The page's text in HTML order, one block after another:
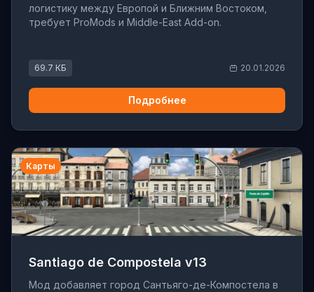
логистику между Европой и Ближним Востоком,
требует ProMods и Middle-East Add-on.
69.7 КБ 20.01.2026
Подробнее
Карты
Santiago de Compostela v13
Мод добавляет город Сантьяго-де-Компостела в